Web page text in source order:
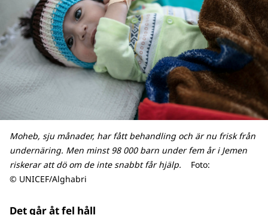
Moheb, sju månader, har fått behandling och är nu frisk från
undernäring. Men minst 98 000 barn under fem år i Jemen
riskerar att dö om de inte snabbt får hjälp.
Foto:
© UNICEF/Alghabri
Det går åt fel håll